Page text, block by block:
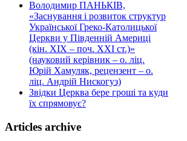
Володимир ПАНЬКІВ,
«Заснування і розвиток структур
Української Греко-Католицької
Церкви у Південній Америці
(кін. ХІХ – поч. ХХІ ст.)»
(науковий керівник – о. ліц.
Юрій Хамуляк, рецензент – о.
ліц. Андрій Нискогуз)
Звідки Церква бере гроші та куди
їх спрямовує?
Articles archive